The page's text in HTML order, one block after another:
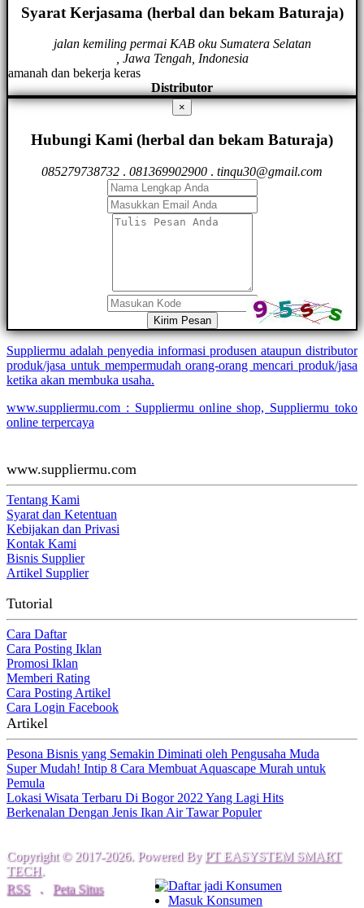
Syarat Kerjasama (herbal dan bekam Baturaja)
jalan kemiling permai KAB oku Sumatera Selatan
, Jawa Tengah, Indonesia
amanah dan bekerja keras
Distributor
×
Hubungi Kami (herbal dan bekam Baturaja)
085279738732 . 081369902900 . tinqu30@gmail.com
Kirim Pesan
Suppliermu adalah penyedia informasi produsen ataupun distributor
produk/jasa untuk mempermudah orang-orang mencari produk/jasa
ketika akan membuka usaha.
www.suppliermu.com : Suppliermu online shop, Suppliermu toko
online terpercaya
www.suppliermu.com
Tentang Kami
Syarat dan Ketentuan
Kebijakan dan Privasi
Kontak Kami
Bisnis Supplier
Artikel Supplier
Tutorial
Cara Daftar
Cara Posting Iklan
Promosi Iklan
Memberi Rating
Cara Posting Artikel
Cara Login Facebook
Artikel
Pesona Bisnis yang Semakin Diminati oleh Pengusaha Muda
Super Mudah! Intip 8 Cara Membuat Aquascape Murah untuk
Pemula
Lokasi Wisata Terbaru Di Bogor 2022 Yang Lagi Hits
Berkenalan Dengan Jenis Ikan Air Tawar Populer
Copyright © 2017-2026. Powered By PT EASYSTEM SMART
TECH.
RSS
. Peta Situs
Daftar jadi Konsumen
Masuk Konsumen